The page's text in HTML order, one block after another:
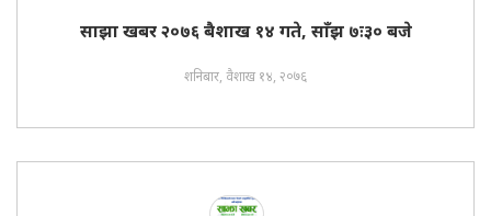
साझा खबर २०७६ बैशाख १४ गते, साँझ ७ः३० बजे
शनिबार, वैशाख १४, २०७६